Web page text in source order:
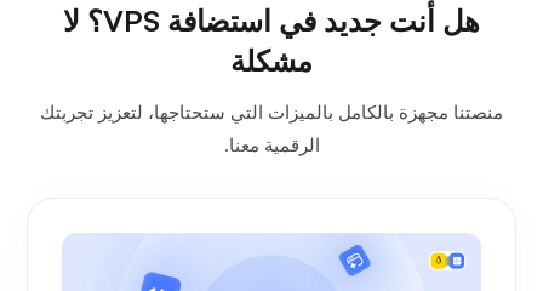
هل أنت جديد في استضافة VPS؟ لا
مشكلة
منصتنا مجهزة بالكامل بالميزات التي ستحتاجها، لتعزيز تجربتك
الرقمية معنا.